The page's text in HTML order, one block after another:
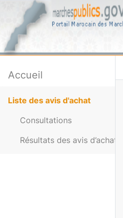
Accueil
Liste des avis d'achat
Consultations
Résultats des avis d’achat